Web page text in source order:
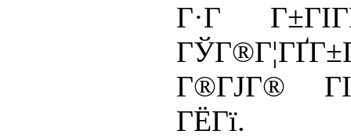
Г·Г
Г®ГЈГ®
ГЁГї.